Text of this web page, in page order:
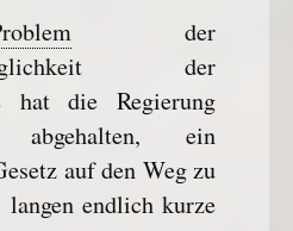
der
der
hat die Regierung
ein
auf den Weg zu
langen endlich kurze